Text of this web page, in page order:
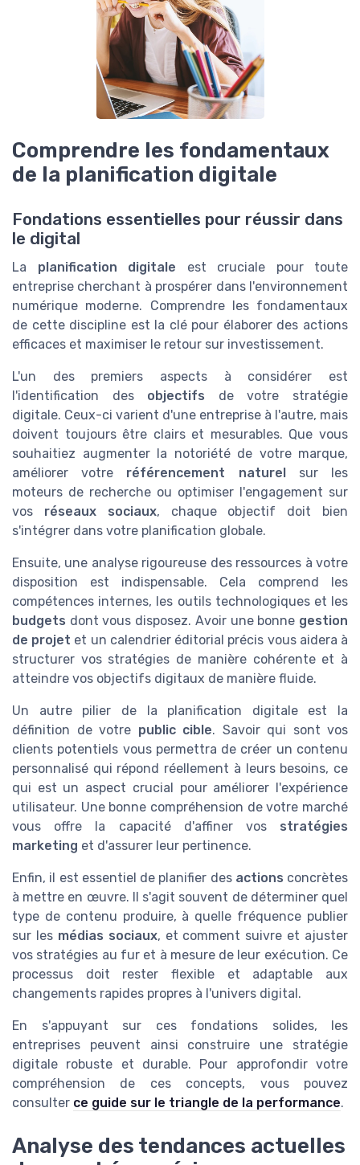
Comprendre les fondamentaux
de la planification digitale
Fondations essentielles pour réussir dans
le digital
La planification digitale est cruciale pour toute
entreprise cherchant à prospérer dans l'environnement
numérique moderne. Comprendre les fondamentaux
de cette discipline est la clé pour élaborer des actions
efficaces et maximiser le retour sur investissement.
L'un des premiers aspects à considérer est
l'identification des objectifs de votre stratégie
digitale. Ceux-ci varient d'une entreprise à l'autre, mais
doivent toujours être clairs et mesurables. Que vous
souhaitiez augmenter la notoriété de votre marque,
améliorer votre référencement naturelsur les
moteurs de recherche ou optimiser l'engagement sur
vos réseaux sociaux, chaque objectif doit bien
s'intégrer dans votre planification globale.
Ensuite, une analyse rigoureuse des ressources à votre
disposition est indispensable. Cela comprend les
compétences internes, les outils technologiques et les
budgets dont vous disposez. Avoir une bonne gestion
de projet et un calendrier éditorial précis vous aidera à
structurer vos stratégies de manière cohérente et à
atteindre vos objectifs digitaux de manière fluide.
Un autre pilier de la planification digitale est la
définition de votre public cible. Savoir qui sont vos
clients potentiels vous permettra de créer un contenu
personnalisé qui répond réellement à leurs besoins, ce
qui est un aspect crucial pour améliorer l'expérience
utilisateur. Une bonne compréhension de votre marché
vous offre la capacité d'affiner vos stratégies
marketing et d'assurer leur pertinence.
Enfin, il est essentiel de planifier des actions concrètes
à mettre en œuvre. Il s'agit souvent de déterminer quel
type de contenu produire, à quelle fréquence publier
sur les médias sociaux, et comment suivre et ajuster
vos stratégies au fur et à mesure de leur exécution. Ce
processus doit rester flexible et adaptable aux
changements rapides propres à l'univers digital.
En s'appuyant sur ces fondations solides, les
entreprises peuvent ainsi construire une stratégie
digitale robuste et durable. Pour approfondir votre
compréhension de ces concepts, vous pouvez
consulter ce guide sur le triangle de la performance.
Analyse des tendances actuelles